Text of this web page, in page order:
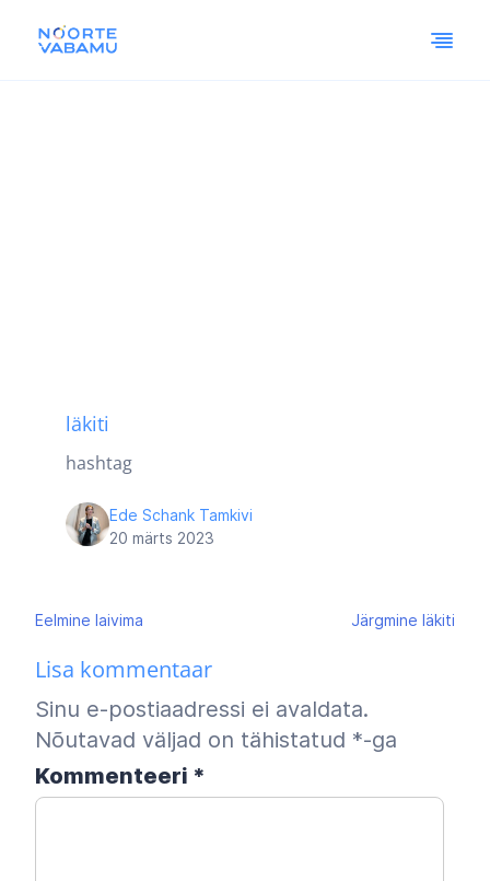
läkiti
hashtag
Ede Schank Tamkivi
20 märts 2023
Navigeerimine
Eelmine laivima Järgmine läkiti
Lisa kommentaar
Sinu e-postiaadressi ei avaldata.
Nõutavad väljad on tähistatud *-ga
Kommenteeri *